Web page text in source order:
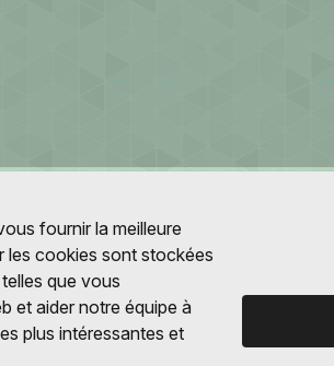
fournir la meilleure
les cookies sont stockées
que vous
et aider notre équipe à
plus intéressantes et